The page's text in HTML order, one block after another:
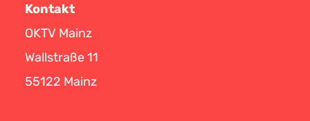
Kontakt
OKTV Mainz
Wallstraße 11
55122 Mainz